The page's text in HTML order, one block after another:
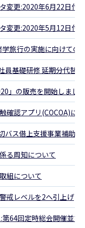
変更:2020年6月22日付
変更:2020年5月12日付
旅行の実施に向けての
員基礎研修 延期分代替
」の販売を開始しまし
確認アプリ(COCOA)に
バス借上支援事業補助金
る周知について
組について
戒レベルを2へ引上げ
第64回定時総会開催並び